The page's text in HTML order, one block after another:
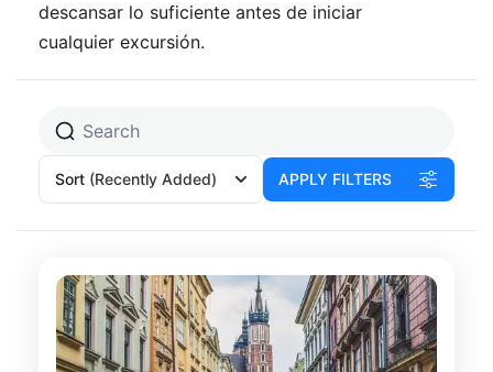
descansar lo suficiente antes de iniciar
cualquier excursión.
Sort (Recently Added) APPLY FILTERS